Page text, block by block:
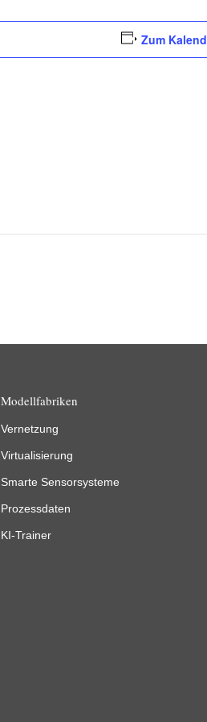
Zum
Modellfabriken
Vernetzung
Virtualisierung
Smarte Sensorsysteme
Prozessdaten
KI-Trainer